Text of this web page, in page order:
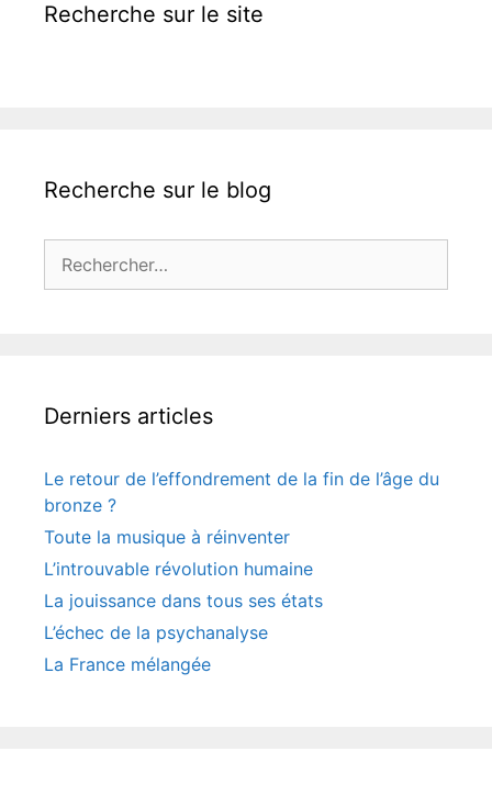
Recherche sur le site
Recherche sur le blog
Derniers articles
Le retour de l’effondrement de la fin de l’âge du
bronze ?
Toute la musique à réinventer
L’introuvable révolution humaine
La jouissance dans tous ses états
L’échec de la psychanalyse
La France mélangée